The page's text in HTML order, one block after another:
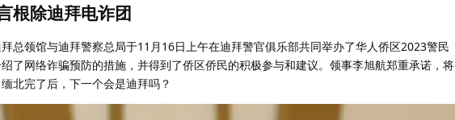
根除迪拜电诈团
总领馆与迪拜警察总局于11月16日上午在迪拜警官俱乐部共同举办了华人侨区2023警民
了网络诈骗预防的措施，并得到了侨区侨民的积极参与和建议。领事李旭航郑重承诺，将
北完了后，下一个会是迪拜吗？